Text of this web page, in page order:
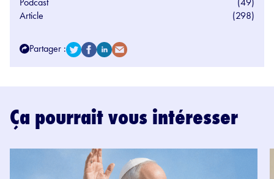
Article
(298)
Partager :
Ça pourrait vous intéresser